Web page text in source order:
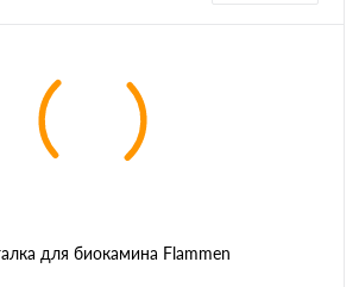
для биокамина Flammen